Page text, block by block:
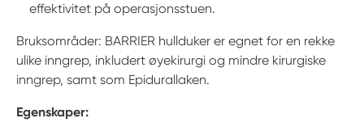
effektivitet på operasjonsstuen.
Bruksområder: BARRIER hullduker er egnet for en rekke
ulike inngrep, inkludert øyekirurgi og mindre kirurgiske
inngrep, samt som Epidurallaken.
Egenskaper: